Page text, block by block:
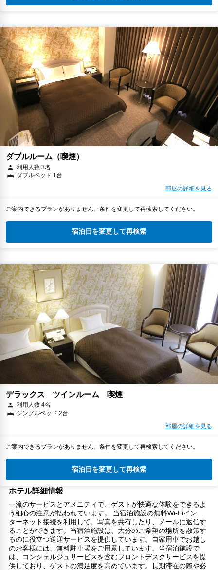
ダブルルーム（喫煙）
利用人数 3名
ダブルベッド 1台
部屋の詳細を見る
ご案内できるプランがありません。条件を変更して再検索してください。
宿泊日を変更して再検索
デラックス ツインルーム 喫煙
利用人数 4名
シングルベッド 2台
部屋の詳細を見る
ご案内できるプランがありません。条件を変更して再検索してください。
宿泊日を変更して再検索
ホテル詳細情報
一流のサービスとアメニティで、ゲストが快適な体験をできるよ
う細心の注意が払われています。 当宿泊施設の無料Wi-Fiイン
ターネット接続を利用して、写真を共有したり、メールに返信す
ることができます。当宿泊施設は、大分のご希望の場所を散策す
るのに役立つ送迎サービスを提供しています。自家用車でお越し
のお客様には、無料駐車場をご用意しています。当宿泊施設で
は、コンシェルジュサービスを含むフロントデスクサービスを提
供しており、ゲストの満足度を高めています。長期滞在の際や必